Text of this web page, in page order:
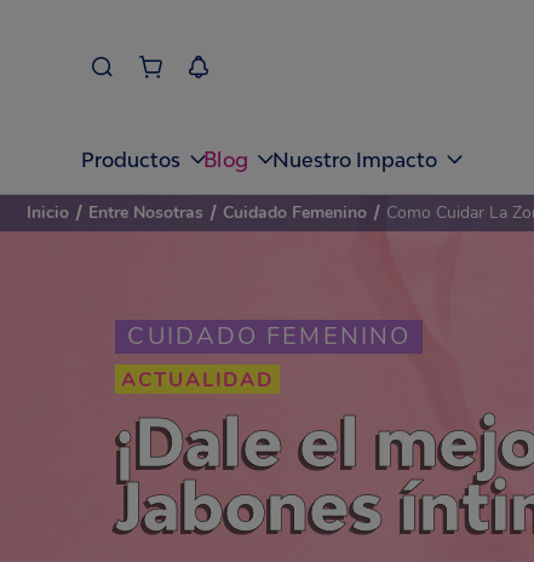
Productos Blog Nuestro Impacto
CUIDADO FEMENINO
ACTUALIDAD
¡Dale el
Jabones
Inicio / Entre Nosotras / Cuidado Femenino / Como Cuidar La